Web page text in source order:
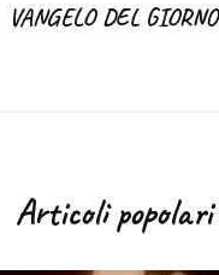
VANGELO DEL GIORNO
Articoli popolari